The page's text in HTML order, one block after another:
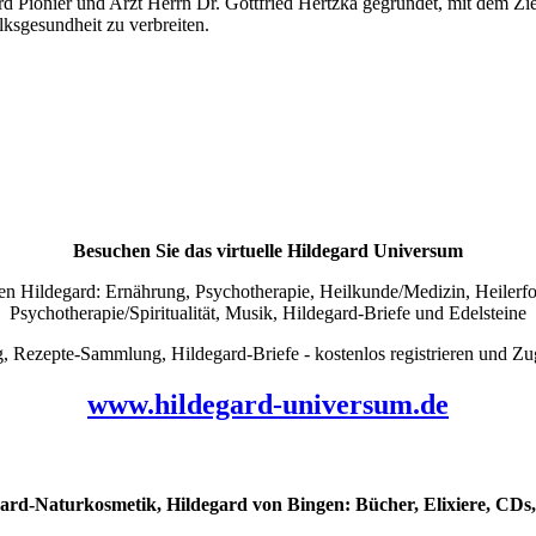
zu verbreiten.
Besuchen Sie das virtuelle Hildegard Universum
Hildegard: Ernährung, Psychotherapie, Heilkunde/Medizin,
Psychotherapie/Spiritualität, Musik, Hildegard-Briefe und Edelsteine
Sammlung, Hildegard-Briefe - kostenlos registrieren und
www.hildegard-universum.de
Naturkosmetik, Hildegard von Bingen: Bücher, Elixiere,